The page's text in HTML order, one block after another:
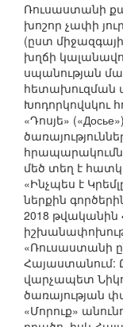
Ռուսաստանի
խոշոր չափի
(ըստ
խղճի
սպանության
հետախուզման
Խոդորկովսկու
«Դոսյե»
մեծ տեղ է
«Ինչպես է
ներքին
2018
«Ռուսաստանի
վարչապետ
ծառայության
«Մորուք»